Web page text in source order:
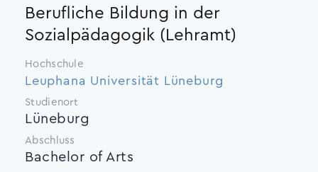
Berufliche Bildung in der
Sozialpädagogik (Lehramt)
Hochschule
Leuphana Universität Lüneburg
Studienort
Lüneburg
Abschluss
Bachelor of Arts